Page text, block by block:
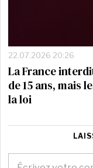
22.07.2026 20:26
La France
de 15 ans, mais
la loi